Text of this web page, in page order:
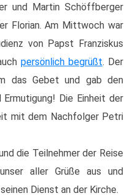
und Martin Schöffberger
Florian. Am Mittwoch war
von Papst Franziskus
persönlich begrüßt. Der
das Gebet und gab den
Ermutigung! Die Einheit der
mit dem Nachfolger Petri
die Teilnehmer der Reise
aller Grüße aus und
Dienst an der Kirche.